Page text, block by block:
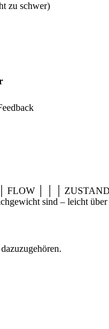
zu schwer)
FLOW │ │ │
sind – leicht